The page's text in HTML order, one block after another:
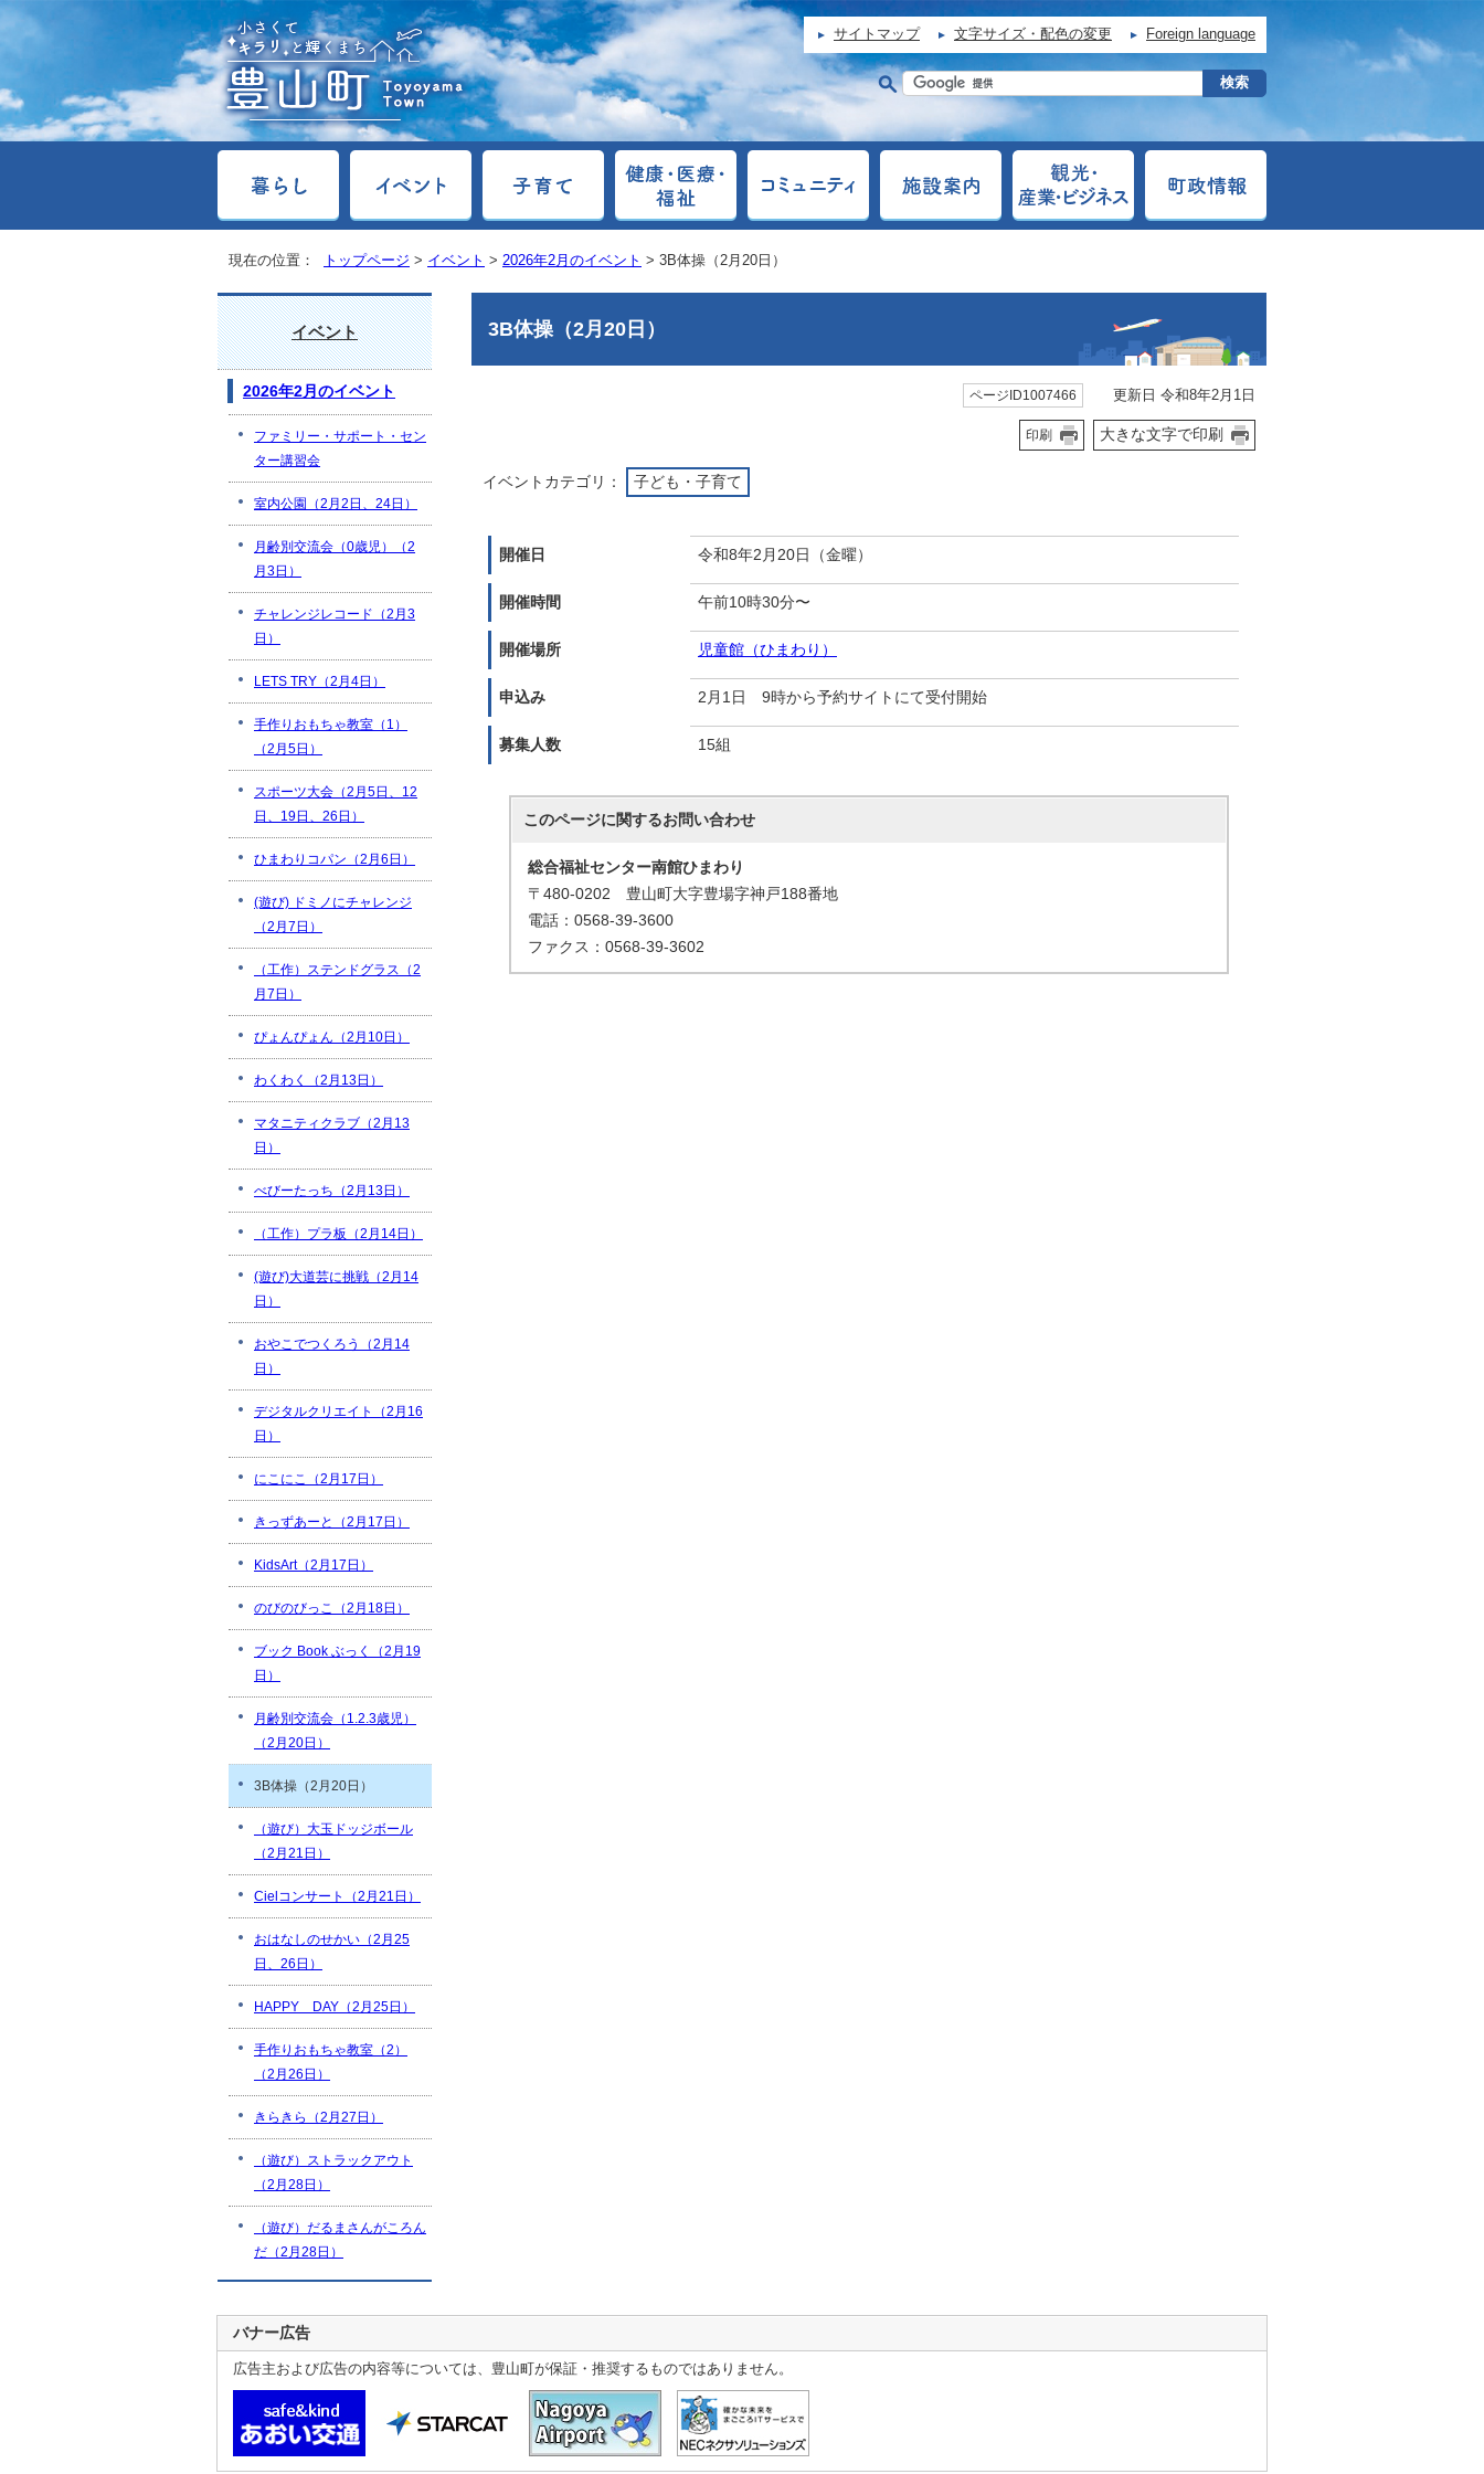
サイトマップ 文字サイズ・配色の変更 Foreign language
現在の位置： トップページ > イベント > 2026年2月のイベント > 3B体操（2月20日）
3B体操（2月20日）
ページID1007466 更新日 令和8年2月1日
印刷 大きな文字で印刷
イベントカテゴリ： 子ども・子育て
開催日 令和8年2月20日（金曜）
開催時間 午前10時30分〜
開催場所 児童館（ひまわり）
申込み 2月1日 9時から予約サイトにて受付開始
募集人数 15組
このページに関するお問い合わせ
総合福祉センター南館ひまわり
〒480-0202 豊山町大字豊場字神戸188番地
電話：0568-39-3600
ファクス：0568-39-3602
イベント
2026年2月のイベント
ファミリー・サポート・セン
ター講習会
室内公園（2月2日、24日）
月齢別交流会（0歳児）（2
月3日）
チャレンジレコード（2月3
日）
LETS TRY（2月4日）
手作りおもちゃ教室（1）
（2月5日）
スポーツ大会（2月5日、12
日、19日、26日）
ひまわりコパン（2月6日）
(遊び) ドミノにチャレンジ
（2月7日）
（工作）ステンドグラス（2
月7日）
ぴょんぴょん（2月10日）
わくわく（2月13日）
マタニティクラブ（2月13
日）
べびーたっち（2月13日）
（工作）プラ板（2月14日）
(遊び)大道芸に挑戦（2月14
日）
おやこでつくろう（2月14
日）
デジタルクリエイト（2月16
日）
にこにこ（2月17日）
きっずあーと（2月17日）
KidsArt（2月17日）
のびのびっこ（2月18日）
ブック Book ぶっく（2月19
日）
月齢別交流会（1.2.3歳児）
（2月20日）
3B体操（2月20日）
（遊び）大玉ドッジボール
（2月21日）
Cielコンサート（2月21日）
おはなしのせかい（2月25
日、26日）
HAPPY DAY（2月25日）
手作りおもちゃ教室（2）
（2月26日）
きらきら（2月27日）
（遊び）ストラックアウト
（2月28日）
（遊び）だるまさんがころん
だ（2月28日）
バナー広告
広告主および広告の内容等については、豊山町が保証・推奨するものではありません。